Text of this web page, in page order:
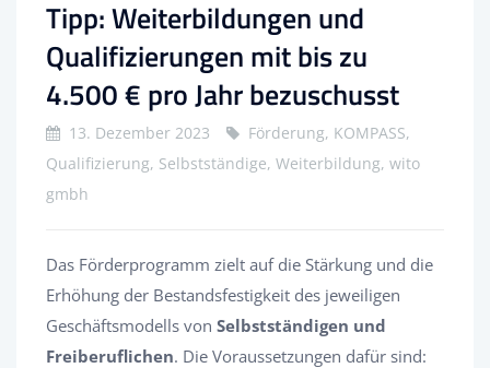
Tipp: Weiterbildungen und
Qualifizierungen mit bis zu
4.500 € pro Jahr bezuschusst
13. Dezember 2023
Förderung, KOMPASS,
Qualifizierung, Selbstständige, Weiterbildung, wito
gmbh
Das Förderprogramm zielt auf die Stärkung und die
Erhöhung der Bestandsfestigkeit des jeweiligen
Geschäftsmodells von Selbstständigen und
Freiberuflichen. Die Voraussetzungen dafür sind: